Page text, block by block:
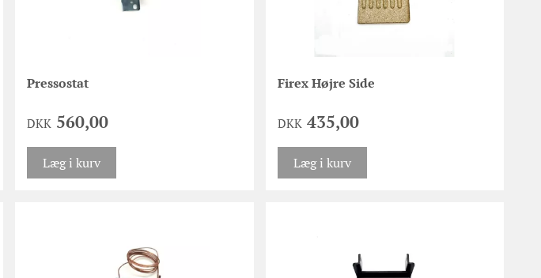
Pressostat
DKK 560,00
Læg i kurv
Firex Højre Side
DKK435,00
Læg i kurv